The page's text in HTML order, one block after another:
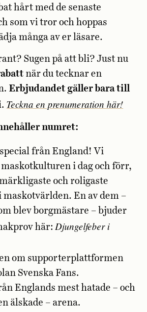
hårt med de senaste
som vi tror och hoppas
många av er läsare.
Sugen på att bli? Just nu
när du tecknar en
Erbjudandet gäller bara till
. Teckna en prenumeration här!
numret:
från England! Vi
i dag och förr,
och roligaste
maskotvärlden. En av dem –
blev borgmästare – bjuder
här: Djungelfeber i
om supporterplattformen
Svenska Fans.
Englands mest hatade – och
älskade – arena.